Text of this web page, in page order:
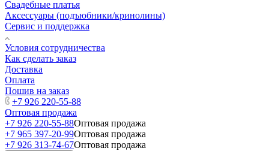
Свадебные платья
Аксессуары (подъюбники/кринолины)
Сервис и поддержка
Условия сотрудничества
Как сделать заказ
Доставка
Оплата
Пошив на заказ
+7 926 220-55-88
Оптовая продажа
+7 926 220-55-88Оптовая продажа
+7 965 397-20-99Оптовая продажа
+7 926 313-74-67Оптовая продажа